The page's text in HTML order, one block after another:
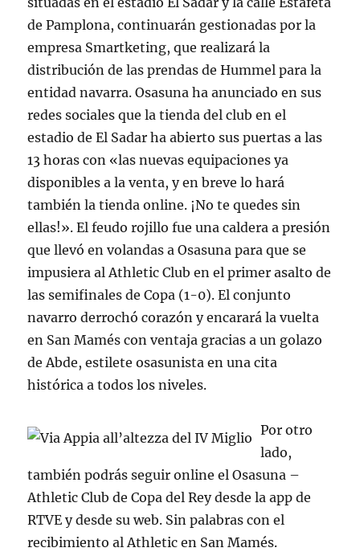
de Pamplona, continuarán gestionadas por la
empresa Smartketing, que realizará la
distribución de las prendas de Hummel para la
entidad navarra. Osasuna ha anunciado en sus
redes sociales que la tienda del club en el
estadio de El Sadar ha abierto sus puertas a las
13 horas con «las nuevas equipaciones ya
disponibles a la venta, y en breve lo hará
también la tienda online. ¡No te quedes sin
ellas!». El feudo rojillo fue una caldera a presión
que llevó en volandas a Osasuna para que se
impusiera al Athletic Club en el primer asalto de
las semifinales de Copa (1-0). El conjunto
navarro derrochó corazón y encarará la vuelta
en San Mamés con ventaja gracias a un golazo
de Abde, estilete osasunista en una cita
histórica a todos los niveles.
Por otro
lado,
también podrás seguir online el Osasuna –
Athletic Club de Copa del Rey desde la app de
RTVE y desde su web. Sin palabras con el
recibimiento al Athletic en San Mamés.